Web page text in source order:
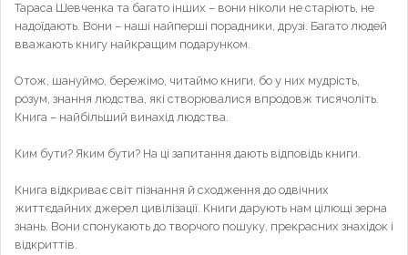
Тараса Шевченка та багато інших – вони ніколи не старіють, не
надоїдають. Вони – наші найперші порадники, друзі. Багато людей
вважають книгу найкращим подарунком.
Отож, шануймо, бережімо, читаймо книги, бо у них мудрість,
розум, знання людства, які створювалися впродовж тисячоліть.
Книга – найбільший винахід людства.
Ким бути? Яким бути? На ці запитання дають відповідь книги.
Книга відкриває світ пізнання й сходження до одвічних
життєдайних джерел цивілізації. Книги дарують нам цілющі зерна
знань. Вони спонукають до творчого пошуку, прекрасних знахідок і
відкриттів.